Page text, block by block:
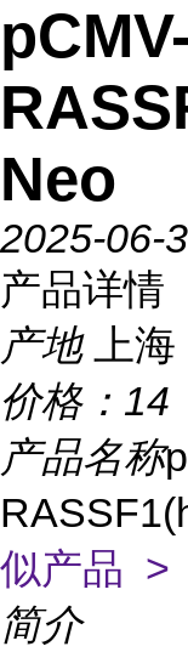
Neo
2025-06-
产品详情
产地
上海
价格： 14
产品名称
似产品 >
简介